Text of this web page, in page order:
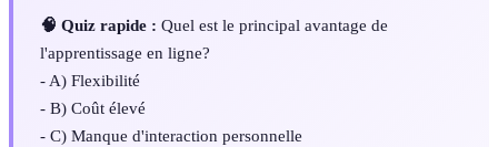
🧠 Quiz rapide : Quel est le principal avantage de
l'apprentissage en ligne?
- A) Flexibilité
- B) Coût élevé
- C) Manque d'interaction personnelle